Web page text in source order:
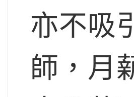
亦不吸
師，月